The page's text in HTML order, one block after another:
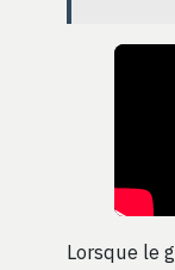
Lorsque le